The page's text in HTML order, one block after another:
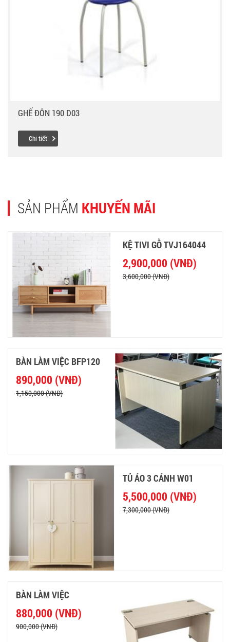
GHẾ ĐÔN 190 D03
Chi tiết
SẢN PHẨM KHUYẾN MÃI
KỆ TIVI GỖ TVJ164044
2,900,000 (VNĐ)
3,600,000 (VNĐ)
BÀN LÀM VIỆC BFP120
890,000 (VNĐ)
1,150,000 (VNĐ)
TỦ ÁO 3 CÁNH W01
5,500,000 (VNĐ)
7,300,000 (VNĐ)
BÀN LÀM VIỆC
880,000 (VNĐ)
900,000 (VNĐ)